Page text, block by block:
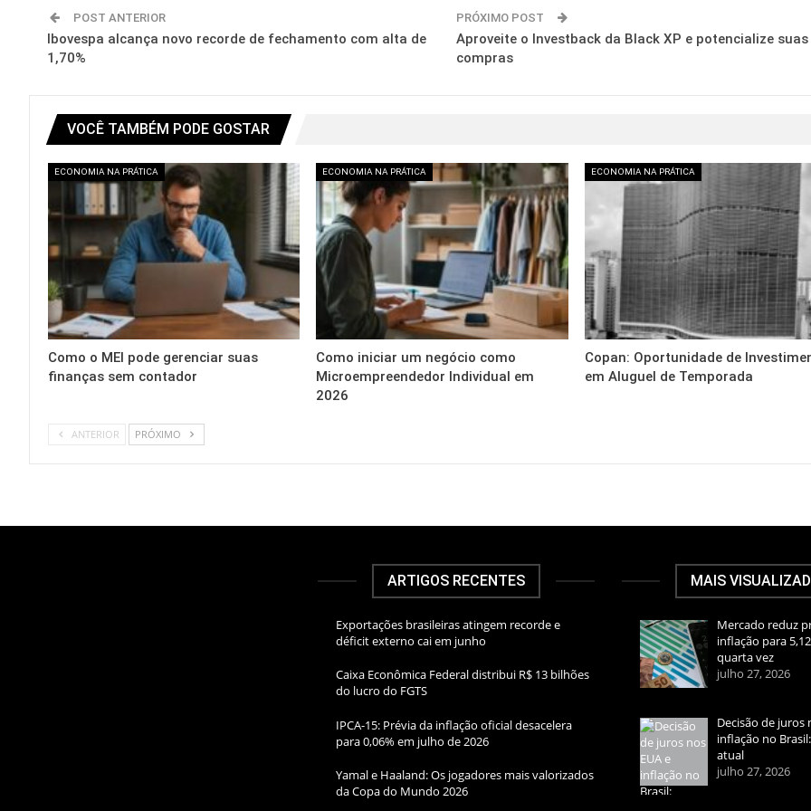
POST ANTERIOR
Ibovespa alcança novo recorde de fechamento com alta de
1,70%
PRÓXIMO POST
Aproveite o Investback da Black XP e potencialize suas
compras
VOCÊ TAMBÉM PODE GOSTAR
ECONOMIA NA PRÁTICA
Como o MEI pode gerenciar suas
finanças sem contador
ECONOMIA NA PRÁTICA
Como iniciar um negócio como
Microempreendedor Individual em
2026
ECONOMIA NA PRÁTICA
Copan: Oportunidade de
em Aluguel de Temporada
ANTERIOR PRÓXIMO
ARTIGOS RECENTES
Exportações brasileiras atingem recorde e
déficit externo cai em junho
Caixa Econômica Federal distribui R$ 13 bilhões
do lucro do FGTS
IPCA-15: Prévia da inflação oficial desacelera
para 0,06% em julho de 2026
Yamal e Haaland: Os jogadores mais valorizados
da Copa do Mundo 2026
MAIS
Mercado reduz
inflação para
quarta vez
julho 27, 2026
Decisão de juros
inflação no
atual
julho 27, 2026